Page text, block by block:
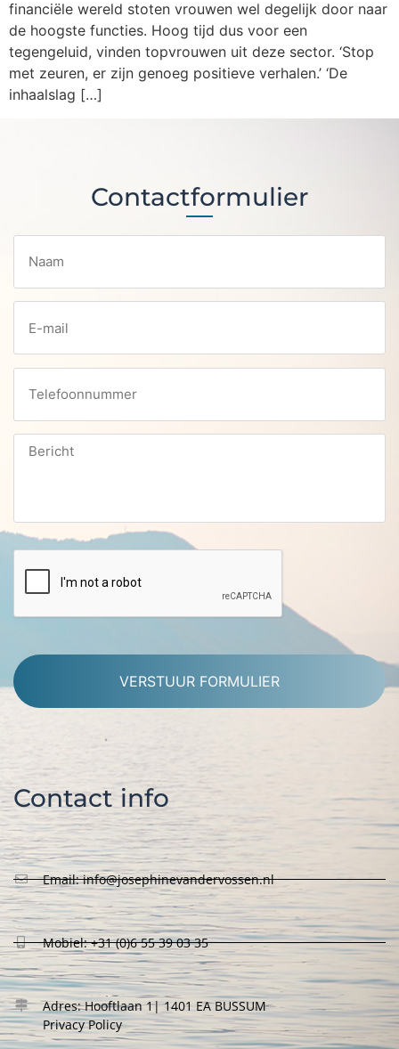
financiële wereld stoten vrouwen wel degelijk door naar
de hoogste functies. Hoog tijd dus voor een
tegengeluid, vinden topvrouwen uit deze sector. ‘Stop
met zeuren, er zijn genoeg positieve verhalen.’ ‘De
inhaalslag […]
Contactformulier
Contact info
Email: info@josephinevandervossen.nl
Mobiel: +31 (0)6 55 39 03 35
Adres: Hooftlaan 1| 1401 EA BUSSUM
Privacy Policy